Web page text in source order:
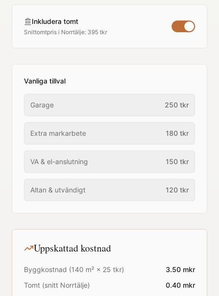
Inkludera tomt
Snittomtpris i Norrtälje: 395 tkr
Vanliga tillval
Garage 250 tkr
Extra markarbete 180 tkr
VA & el-anslutning 150 tkr
Altan & utvändigt 120 tkr
Uppskattad kostnad
Byggkostnad (140 m² × 25 tkr) 3.50 mkr
Tomt (snitt Norrtälje) 0.40 mkr